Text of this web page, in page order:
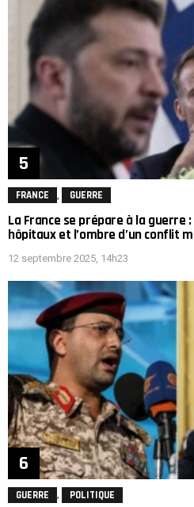
FRANCE GUERRE
La France se prépare à la guerre
hôpitaux et l’ombre d’un conflit
12 septembre 2025, 14h23
GUERRE POLITIQUE